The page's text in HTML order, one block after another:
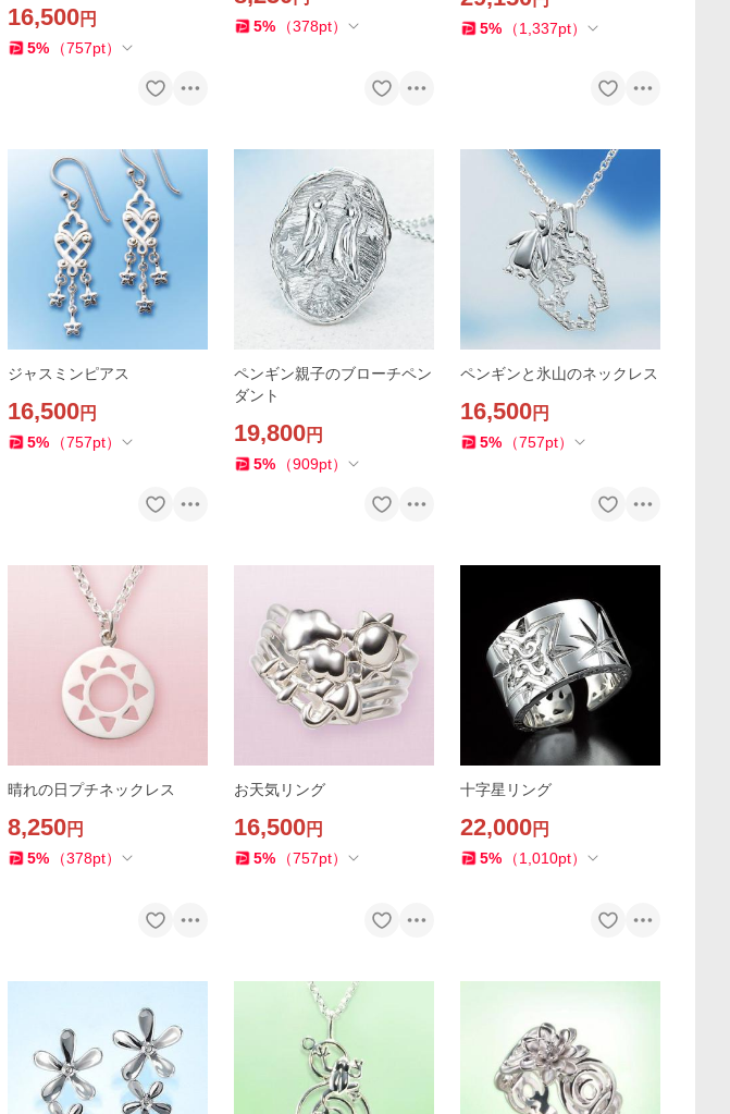
16,500円
5% （757pt）
5% （378pt） 5% （1,337pt）
ジャスミンピアス
16,500円
5% （757pt）
ペンギン親子のブローチペン
ダント
19,800円
5% （909pt）
ペンギンと氷山のネックレス
16,500円
5% （757pt）
晴れの日プチネックレス
8,250円
5% （378pt）
お天気リング
16,500円
5% （757pt）
十字星リング
22,000円
5% （1,010pt）